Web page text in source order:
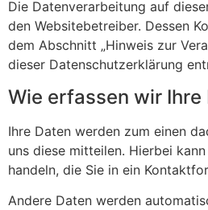
Die Datenverarbeitung auf
den Websitebetreiber. Dessen
dem Abschnitt „Hinweis zur
dieser Datenschutzerklärung
Wie erfassen wir Ihre
Ihre Daten werden zum einen
uns diese mitteilen. Hierbei
handeln, die Sie in ein
Andere Daten werden